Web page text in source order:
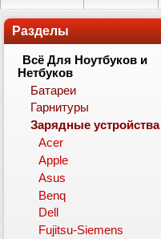
Разделы
Всё Для Ноутбуков и
Нетбуков
Батареи
Гарнитуры
Зарядные устройства
Acer
Apple
Asus
Benq
Dell
Fujitsu-Siemens